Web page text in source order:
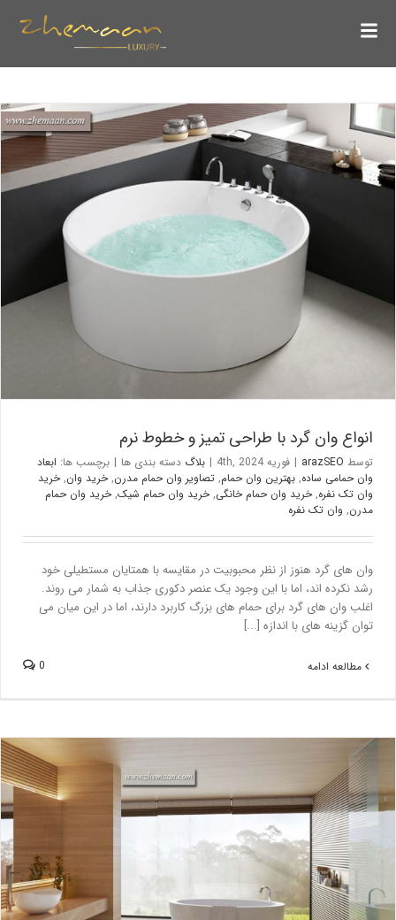
انواع وان گرد با طراحی تمیز و خطوط نرم
انواع وان گرد با طراحی تمیز و خطوط نرم
توسطarazSEO
| فوریه 4th, 2024 | بلاگدسته بندی ها برچسب ها: ابعاد
وان حمامی ساده,بهترین وان حمام,تصاویر وان حمام مدرن,خرید وان ,خرید
وان تک نفره ,خرید وان حمام خانگی,خرید وان حمام شیک,خرید وان حمام
مدرن,وان تک نفره
وان های گرد هنوز از نظر محبوبیت در مقایسه با همتایان مستطیلی خود
رشد نکرده اند، اما با این وجود یک عنصر دکوری جذاب به شمار می روند.
اغلب وان های گرد برای حمام های بزرگ کاربرد دارند، اما در این میان می
توان گزینه های با اندازه [...]
مطالعه ادامه
فروش انواع وان حمام جدید و کاربردی
بلاگ